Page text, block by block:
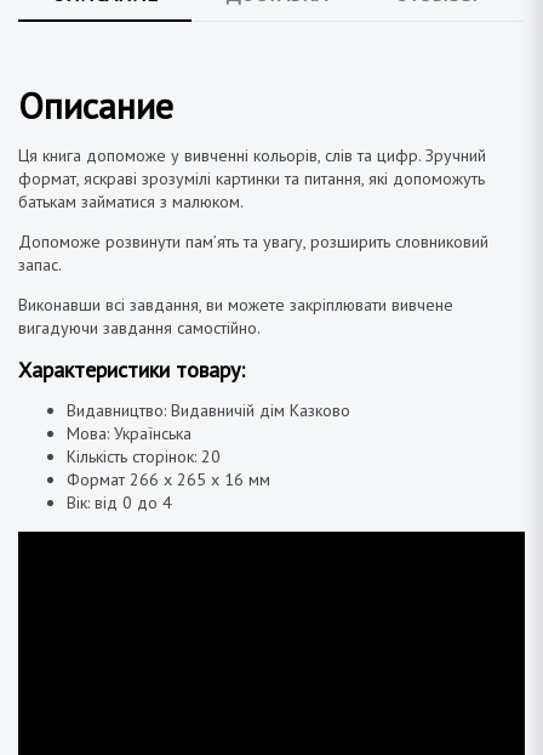
Описание
Ця книга допоможе у вивченні кольорів, слів та цифр. Зручний
формат, яскраві зрозумілі картинки та питання, які допоможуть
батькам займатися з малюком.
Допоможе розвинути пам’ять та увагу, розширить словниковий
запас.
Виконавши всі завдання, ви можете закріплювати вивчене
вигадуючи завдання самостійно.
Характеристики товару:
Видавництво: Видавничій дім Казково
Мова: Українська
Кількість сторінок: 20
Формат 266 x 265 х 16 мм
Вік: від 0 до 4